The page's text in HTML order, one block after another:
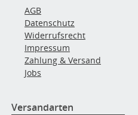
AGB
Datenschutz
Widerrufsrecht
Impressum
Zahlung & Versand
Jobs
Versandarten